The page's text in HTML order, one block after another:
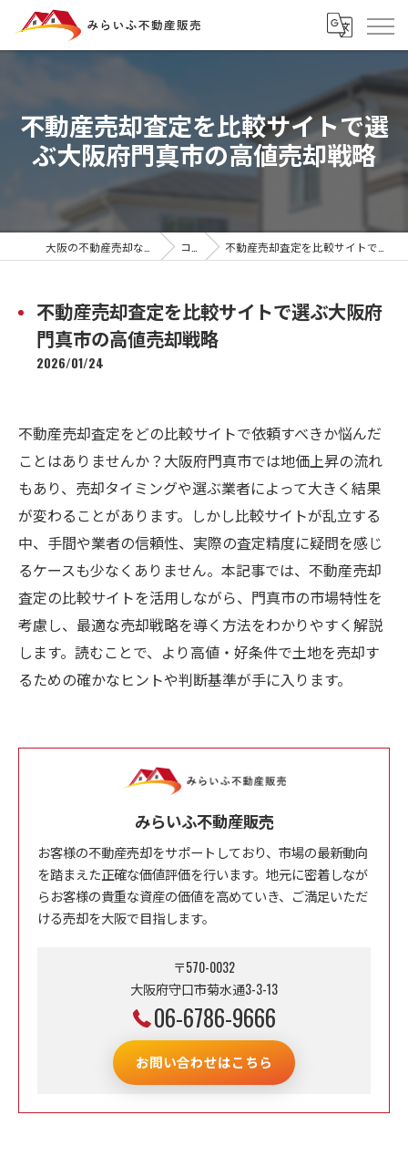
不動産売却査定を比較サイトで選
ぶ大阪府門真市の高値売却戦略
コラム 不動産売却査定を比較サイトで選ぶ大阪府門真市の高値売却戦略
不動産売却査定を比較サイトで選ぶ大阪府
門真市の高値売却戦略
2026/01/24
不動産売却査定をどの比較サイトで依頼すべきか悩んだ
ことはありませんか？大阪府門真市では地価上昇の流れ
もあり、売却タイミングや選ぶ業者によって大きく結果
が変わることがあります。しかし比較サイトが乱立する
中、手間や業者の信頼性、実際の査定精度に疑問を感じ
るケースも少なくありません。本記事では、不動産売却
査定の比較サイトを活用しながら、門真市の市場特性を
考慮し、最適な売却戦略を導く方法をわかりやすく解説
します。読むことで、より高値・好条件で土地を売却す
るための確かなヒントや判断基準が手に入ります。
みらいふ不動産販売
お客様の不動産売却をサポートしており、市場の最新動向
を踏まえた正確な価値評価を行います。地元に密着しなが
らお客様の貴重な資産の価値を高めていき、ご満足いただ
ける売却を大阪で目指します。
〒570-0032
大阪府守口市菊水通3-3-13
06-6786-9666
お問い合わせはこちら